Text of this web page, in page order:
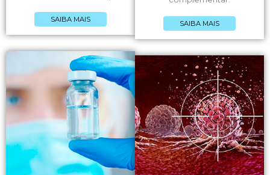
SAIBA MAIS SAIBA MAIS